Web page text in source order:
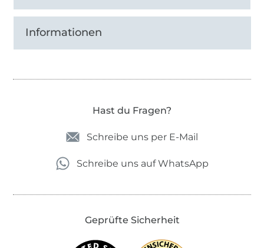
Informationen
Hast du Fragen?
Schreibe uns per E-Mail
Schreibe uns auf WhatsApp
Geprüfte Sicherheit